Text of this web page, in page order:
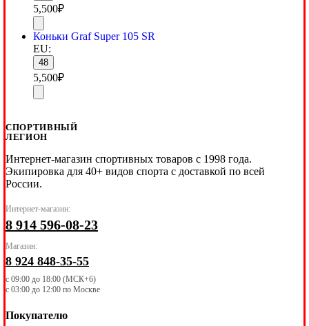
5,500₽
Коньки Graf Super 105 SR
EU:
48
5,500₽
СПОРТИВНЫЙ
ЛЕГИОН
Интернет-магазин спортивных товаров с 1998 года.
Экипировка для 40+ видов спорта с доставкой по всей
России.
Интернет-магазин:
8 914 596-08-23
Магазин:
8 924 848-35-55
с 09:00 до 18:00 (МСК+6)
с 03:00 до 12:00 по Москве
Покупателю